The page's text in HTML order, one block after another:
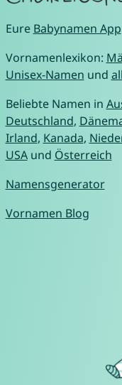
Eure Babynamen App
Vornamenlexikon:
Unisex-Namen und
Beliebte Namen in
Deutschland,
Irland, Kanada,
USAund Österreich
Namensgenerator
Vornamen Blog